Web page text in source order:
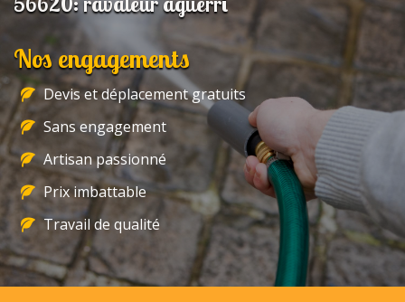
Nos engagements
Devis et déplacement gratuits
Sans engagement
Artisan passionné
Prix imbattable
Travail de qualité